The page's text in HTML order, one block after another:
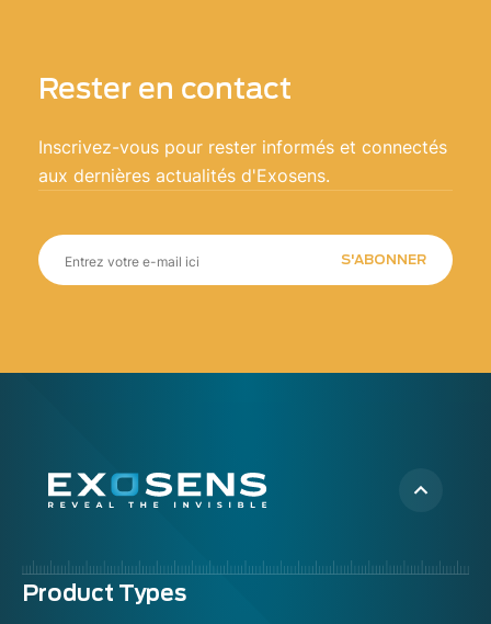
Rester en contact
Inscrivez-vous pour rester informés et connectés
aux dernières actualités d'Exosens.
S'ABONNER
Menu
Product Types